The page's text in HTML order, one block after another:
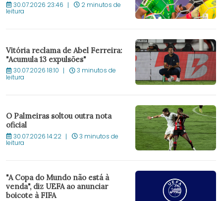
30.07.2026 23:46 2 minutos de
leitura
Vitória reclama de Abel Ferreira:
"Acumula 13 expulsões"
30.07.2026 18:10 3 minutos de
leitura
O Palmeiras soltou outra nota
oficial
30.07.2026 14:22 3 minutos de
leitura
"A Copa do Mundo não está à
venda", diz UEFA ao anunciar
boicote à FIFA